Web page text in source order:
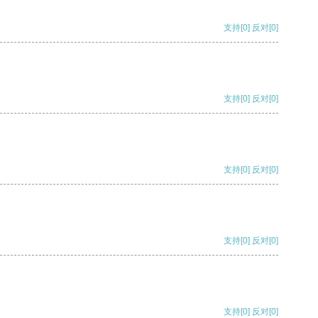
支持[0] 反对[0]
支持[0] 反对[0]
支持[0] 反对[0]
支持[0] 反对[0]
支持[0] 反对[0]